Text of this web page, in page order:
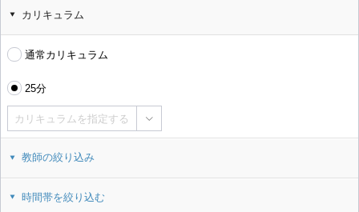
カリキュラム
通常カリキュラム
25分
カリキュラムを指定する
教師の絞り込み
時間帯を絞り込む